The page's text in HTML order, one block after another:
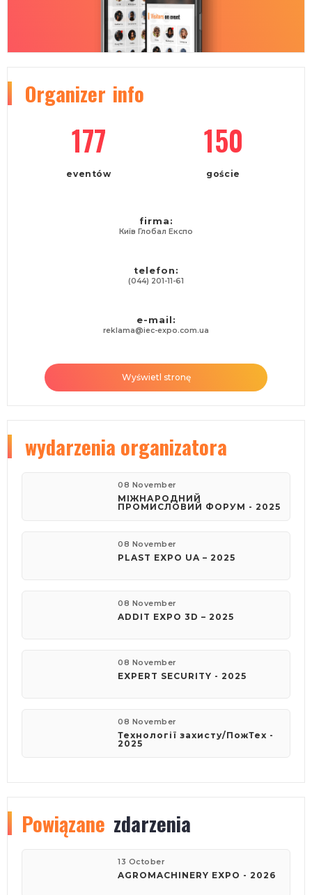
Organizer info
177
eventów
150
goście
firma:
Київ Глобал Експо
telefon:
(044) 201-11-61
e-mail:
reklama@iec-expo.com.ua
Wyświetl stronę
wydarzenia organizatora
08 November
МІЖНАРОДНИЙ
ПРОМИСЛОВИЙ ФОРУМ - 2025
08 November
PLAST EXPO UA – 2025
08 November
ADDIT EXPO 3D – 2025
08 November
EXPERT SECURITY - 2025
08 November
Технології захисту/ПожТех -
2025
Powiązane zdarzenia
13 October
AGROMACHINERY EXPO - 2026